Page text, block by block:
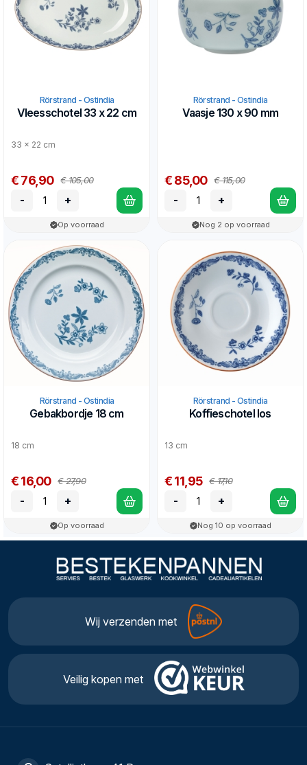
Rörstrand - Ostindia
Vleesschotel 33 x 22 cm
33 x 22 cm
€ 76,90 € 105,00
- +
Op voorraad
Rörstrand - Ostindia
Vaasje 130 x 90 mm
€ 85,00 € 115,00
- +
Nog 2 op voorraad
Rörstrand - Ostindia
Gebakbordje 18 cm
18 cm
€ 16,00 € 27,90
- +
Op voorraad
Rörstrand - Ostindia
Koffieschotel los
13 cm
€ 11,95 € 17,10
- +
Nog 10 op voorraad
Wij verzenden met
Veilig kopen met